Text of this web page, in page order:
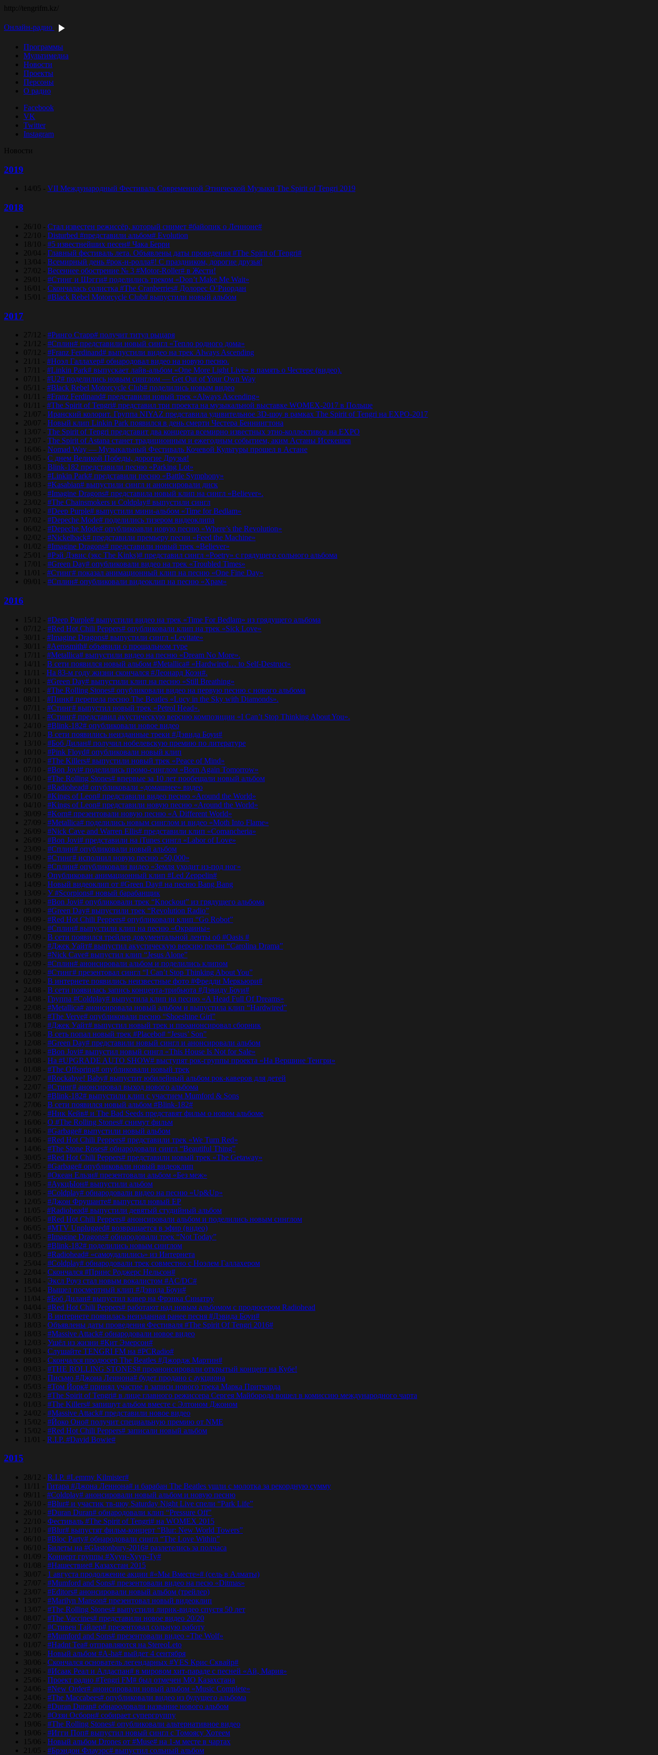
http://tengrifm.kz/
Онлайн-радио
Программы
Мультимедиа
Новости
Проекты
Персоны
О радио
Facebook
VK
Twitter
Instagram
Новости
2019
14/05 - VII Международный Фестиваль Современной Этнической Музыки The Spirit of Tengri 2019
2018
26/10 - Стал известен режиссёр, который снимет #байопик о Ленноне#
22/10 - Disturbed #представили альбом# Evolution
18/10 - #5 известнейших песен# Чака Берри
20/04 - Главный фестиваль лета. Объявлены даты проведения #The Spirit of Tengri#
13/04 - Всемирный день #рок-н-ролла#! С праздником, дорогие друзья!
27/02 - Весеннее обострение № 3 #Motor-Roller# в Жести!
29/01 - #Стинг и Шэгги# поделились треком «Don’t Make Me Wait»
16/01 - Скончалась солистка #The Cranberries# Долорес O’Риордан
15/01 - #Black Rebel Motorcycle Club# выпустили новый альбом
2017
27/12 - #Ринго Старр# получит титул рыцаря
21/12 - #Сплин# представили новый сингл «Тепло родного дома»
07/12 - #Franz Ferdinand# выпустили видео на трек Always Ascending
21/11 - #Ноэл Галлахер# обнародовал видео на новую песню.
17/11 - #Linkin Park# выпускает лайв-альбом «One More Light Live» в память о Честере (видео).
07/11 - #U2# поделились новым синглом — Get Out of Your Own Way
05/11 - #Black Rebel Motorcycle Club# поделились новым видео
01/11 - #Franz Ferdinand# представили новый трек «Always Ascending»
01/11 - #The Spirit of Tengri# представил три проекта на музыкальной выставке WOMEX-2017 в Польше
21/07 - Иранский колорит. Группа NIYAZ представила удивительное 3D-шоу в рамках The Spirit of Tengri на EXPO-2017
20/07 - Новый клип Linkin Park появился в день смерти Честера Беннингтона
13/07 - The Spirit of Tengri представит два концерта всемирно известных этно-коллективов на EXPO
12/07 - The Spirit of Astana станет традиционным и ежегодным событием, аким Астаны Исекешев
16/06 - Nomad Way — Музыкальный Фестиваль Кочевой Культуры прошел в Астане
09/05 - С днем Великой Победы, дорогие Друзья!
18/03 - Blink-182 представили песню «Parking Lot»
18/03 - #Linkin Park# представили песню «Bаttlе Sуmphоnу»
18/03 - #Kasabian# выпустили сингл и анонсировали диск
09/03 - #Imagine Dragons# представила новый клип на сингл «Believer».
23/02 - #The Chainsmokers и Coldplay# выпустили сингл
09/02 - #Deep Purple# выпустили мини-альбом «Time for Bedlam»
07/02 - #Depeche Mode# поделились тизером видеоклипа
06/02 - #Depeche Mode# опубликоавли новую песню «Where’s the Revolution»
02/02 - #Nickelback# представили премьеру песни «Feed the Machine»
01/02 - #Imagine Dragons# представили новый трек «Believer»
25/01 - #Рэй Дэвис (экс The Kinks)# представил сингл «Poetry» с грядущего сольного альбома
17/01 - #Green Day# опубликовали видео на трек «Troubled Times»
11/01 - #Стинг# показал анимационный клип на песню «One Fine Day»
09/01 - #Сплин# опубликовали видеоклип на песню «Храм»
2016
15/12 - #Deep Purple# выпустили видео на трек «Time For Bedlam» из грядущего альбома
07/12 - #Red Hot Chili Peppers# опубликовали клип на трек «Sick Love»
30/11 - #Imagine Dragons# выпустили сингл «Levitate»
30/11 - #Aerosmith# объявили о прощальном туре
17/11 - #Metallica# выпустили видео на песню «Dream No More».
14/11 - В сети появился новый альбом #Metallica# «Hardwired… to Self-Destruct»
11/11 - На 83-м году жизни скончался #Леонард Коэн#.
10/11 - #Green Day# выпустили клип на песню «Still Breathing»
09/11 - #The Rolling Stones# опубликовали видео на первую песню с нового альбома
08/11 - #Пинк# перепела песню The Beatles «Lucy in the Sky with Diamonds».
07/11 - #Стинг# выпустил новый трек «Petrol Head».
01/11 - #Стинг# представил акустическую версию композиции «I Can’t Stop Thinking About You».
24/10 - #Blink-182# опубликовали новое видео
21/10 - В сети появились неизданные треки #Дэвида Боуи#
13/10 - #Боб Дилан# получил нобелевскую премию по литературе
10/10 - #Pink Floyd# опубликовали новый клип
07/10 - #The Killers# выпустили новый трек «Peace of Mind»
07/10 - #Bon Jovi# поделились промо-синглом «Born Again Tomorrow»
06/10 - #The Rolling Stones# впервые за 10 лет пообещали новый альбом
06/10 - #Radiohead# опубликовали «домашнее» видео
05/10 - #Kings of Leon# представили видео песню «Around the World»
04/10 - #Kings of Leon# представили новую песню «Around the World»
30/09 - #Korn# презентовали новую песню «A Different World»
27/09 - #Metallica# поделились новым синглом и видео «Moth Into Flame»
26/09 - #Nick Cave and Warren Ellis# представили клип «Comancheria»
26/09 - #Bon Jovi# представили на iTunes сингл «Labor of Love»
23/09 - #Сплин# опубликовали новый альбом
19/09 - #Стинг# исполнил новую песню «50,000»
16/09 - #Сплин# опубликовали видео «Земля уходит из-под ног»
16/09 - Опубликован анимационный клип #Led Zeppelin#
14/09 - Новый видеоклип от #Green Day# на песню Bang Bang
13/09 - У #Scorpions# новый барабанщик
13/09 - #Bon Jovi# опубликовали трек “Knockout” из грядущего альбома
09/09 - #Green Day# выпустили трек “Revolution Radio”
09/09 - #Red Hot Chili Peppers# опубликовали клип “Go Robot”
09/09 - #Сплин# выпустили клип на песню «Окраины»
07/09 - В сети появился трейлер документальной ленты об #Oasis #
05/09 - #Джек Уайт# выпустил акустическую версию песни “Carolina Drama”
05/09 - #Nick Cave# выпустил клип “Jesus Alone”
02/09 - #Сплин# анонсировали альбом и поделились клипом
02/09 - #Стинг# презентовал сингл “I Can’t Stop Thinking About You”
02/09 - В интернете появились неизвестные фото #Фредди Меркьюри#
24/08 - В сети появилась запись концерта-трибьюта #Дэвиду Боуи#
24/08 - Группа #Coldplay# выпустила клип на песню «A Head Full Of Dreams»
22/08 - #Metallica# анонсировала новый альбом и выпустила клип “Hardwired”
18/08 - #The Verve# опубликовали песню “Shoeshine Girl”
17/08 - #Джек Уайт# выпустил новый трек и проанонсировал сборник
15/08 - В сеть попал новый трек #Placebo# “Jesus’ Son”
12/08 - #Green Day# представили новый сингл и анонсировали альбом
12/08 - #Bon Jovi# выпустил новый сингл «This House Is Not for Sale»
10/08 - На #UPGRADE AUTO SHOW# выступят рок-группы проекта «На Вершине Тенгри»
01/08 - #The Offspring# опубликовали новый трек
22/07 - #Rockabye! Baby# выпустит юбилейный альбом рок-каверов для детей
22/07 - #Стинг# анонсировал выход нового альбома
12/07 - #Blink-182# выпустили клип с участием Mumford & Sons
27/06 - В сети появился новый альбом #Blink-182#
27/06 - #Ник Кейв# и The Bad Seeds представят фильм о новом альбоме
16/06 - О #The Rolling Stones# снимут фильм
16/06 - #Garbage# выпустили новый альбом
14/06 - #Red Hot Chili Peppers# представили трек «We Turn Red»
14/06 - #The Stone Roses# обнародовали сингл “Beautiful Thing”
30/05 - #Red Hot Chili Peppers# представили новый трек «The Getaway»
25/05 - #Garbage# опубликовали новый видеоклип
19/05 - #Океан Ельзи# презентовали альбом «Без меж»
19/05 - #АукцЫон# выпустили альбом
18/05 - #Coldplay# обнародовали видео на песню «Up&Up»
12/05 - #Джон Фрушанте# выпустил новый ЕР
11/05 - #Radiohead# выпустили девятый студийный альбом
06/05 - #Red Hot Chili Peppers# анонсировали альбом и поделились новым синглом
06/05 - #MTV Unplugged# возвращается в эфир (видео)
04/05 - #Imagine Dragons# обнародовали трек “Not Today”
03/05 - #Blink-182# поделились новым синглом
03/05 - #Radiohead# «самоудалились» из Интернета
25/04 - #Coldplay# обнародовали трек совместно с Ноэлем Галлахером
22/04 - Скончался #Принс Роджерс Нельсон#
18/04 - Эксл Роуз стал новым вокалистом #AC/DC#
15/04 - Вышел посмертный клип #Дэвида Боуи#
11/04 - #Боб Дилан# выпустил кавер на Фрэнка Синатру
04/04 - #Red Hot Chili Peppers# работают над новым альбомом с продюсером Radiohead
31/03 - В интернете появилась неизданная ранее песня #Дэвида Боуи#
18/03 - Объявлены даты проведения Фестиваля #The Spirit Of Tengri 2016#
18/03 - #Massive Attack# обнародовали новое видео
12/03 - Ушёл из жизни #Кит Эмерсон#
09/03 - Слушайте TENGRI FM на #PCRadio#
09/03 - Скончался продюсер The Beatles #Джордж Мартин#
09/03 - #THE ROLLING STONES# проанонсировали открытый концерт на Кубе!
07/03 - Письмо #Джона Леннона# будет продано с аукциона
05/03 - #Том Йорк# принял участие в записи нового трека Марка Притчарда
02/03 - #The Spirit of Tengri# в лице главного режиссера Сергея Майборода вошел в комиссию международного чарта
01/03 - #The Killers# запишут альбом вместе с Элтоном Джоном
24/02 - #Massive Attack# представили новое видео
15/02 - #Йоко Оно# получит специальную премию от NME
15/02 - #Red Hot Chili Peppers# записали новый альбом
11/01 - R.I.P. #David Bowie#
2015
28/12 - R.I.P. #Lemmy Kilmister#
11/11 - Гитара #Джона Леннона# и барабан The Beatles ушли с молотка за рекордную сумму
09/11 - #Coldplay# анонсировали новый альбом и новую песню
26/10 - #Blur# и участик тв-шоу Saturday Night Live спели “Park Life”
26/10 - #Duran Duran# обнародовали клип “Pressure Off”
22/10 - Фестиваль #The Spirit of Tengri# на WOMEX 2015
21/10 - #Blur# выпустят фильм-концерт “Blur: New World Towers”
06/10 - #Bloc Party# обнародовали сингл “The Love Within”
06/10 - Билеты на #Glastonbury-2016# разлетелись за полчаса
01/09 - Концерт группы #Хуун-Хуур-Ту#
01/08 - #Нашествие# Казахстан 2015
30/07 - 1 августа продолжение акции #«Мы Вместе»# (сель в Алматы)
27/07 - #Mumford and Sons# презентовали видео на песю «Ditmas»
23/07 - #Editors# анонсировали новый альбом (трейлер)
13/07 - #Marilyn Manson# презентовал новый видеоклип
13/07 - #The Rolling Stones# выпустили лирик-видео спустя 50 лет
08/07 - #The Vaccines# представили новое видео 20/20
07/07 - #Стивен Тайлер# презентовал сольную работу
02/07 - #Mumford and Sons# презентовали видео «The Wolf»
01/07 - #Hadnt Tea# отправляются на StereoLeto
30/06 - Новый альбом #A-ha# выйдет 4 сентября
30/06 - Скончался основатель легендарных #YES Крис Сквайр#
29/06 - #Исаак Реал и Алдаспан# в мировом хит-параде с песней «Ай, Мария»
25/06 - Проект радио #Tengri FM# был отмечен МО Казахстана
24/06 - #New Order# анонсировали новый альбом «Music Complete»
24/06 - #The Maccabees# опубликовали видео из будущего альбома
22/06 - #Duran Duran# обнародовали название нового альбом
22/06 - #Оззи Осборн# собирает супергруппу
19/06 - #The Rolling Stones# опубликовали альтернативное видео
19/06 - #Игги Поп# выпустил новый сингл с Томоясу Хотеем
15/06 - Новый альбом Drones от #Muse# на 1-м месте в чартах
21/05 - #Брэндон Флауэрс# выпустил сольный альбом